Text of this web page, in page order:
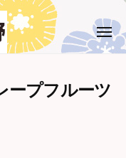
ギ
ト
の
西
・
メ
ニ
ュ
ープフルーツ
ト
の
石